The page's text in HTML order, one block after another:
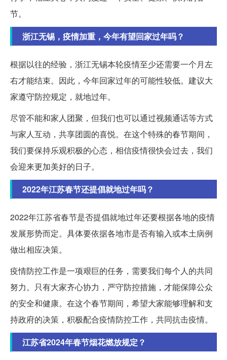
节。
浙江无锡，疫情加重，今年有望回家过年吗？
根据以往的经验，浙江无锡本轮疫情至少还需要一个月左
右才能结束。因此，今年回家过年的可能性较低。建议大
家遵守防控规定，就地过年。
尽管不能和家人团聚，但我们也可以通过视频通话等方式
与家人互动，共享团圆的喜悦。在这个特殊的春节期间，
我们要保持乐观积极的心态，相信疫情很快会过去，我们
会迎来更加美好的日子。
2022年江苏春节还提倡就地过年吗？
2022年江苏省春节是否提倡就地过年还要根据各地的疫情
发展形势而定。具体要依据各地市是否有输入或本土病例
做出相应决策。
疫情防控工作是一项艰巨的任务，需要我们每个人的共同
努力。只有大家齐心协力，严守防控措施，才能保障公众
的安全和健康。在这个春节期间，希望大家能够理解和支
持政府的决策，积极配合疫情防控工作，共同抗击疫情。
江苏省2024年春节烟花燃放规定？